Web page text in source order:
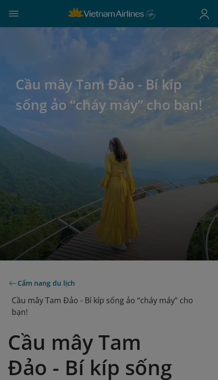
Cầu mây Tam Đảo - Bí kíp
sống ảo “cháy máy” cho bạn!
Cẩm nang du lịch
Cầu mây Tam Đảo - Bí kíp sống ảo “cháy máy” cho
bạn!
Cầu mây Tam
Đảo - Bí kíp sống